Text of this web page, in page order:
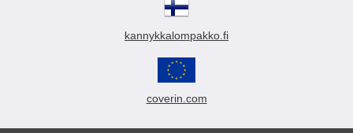
kannykkalompakko.fi
coverin.com